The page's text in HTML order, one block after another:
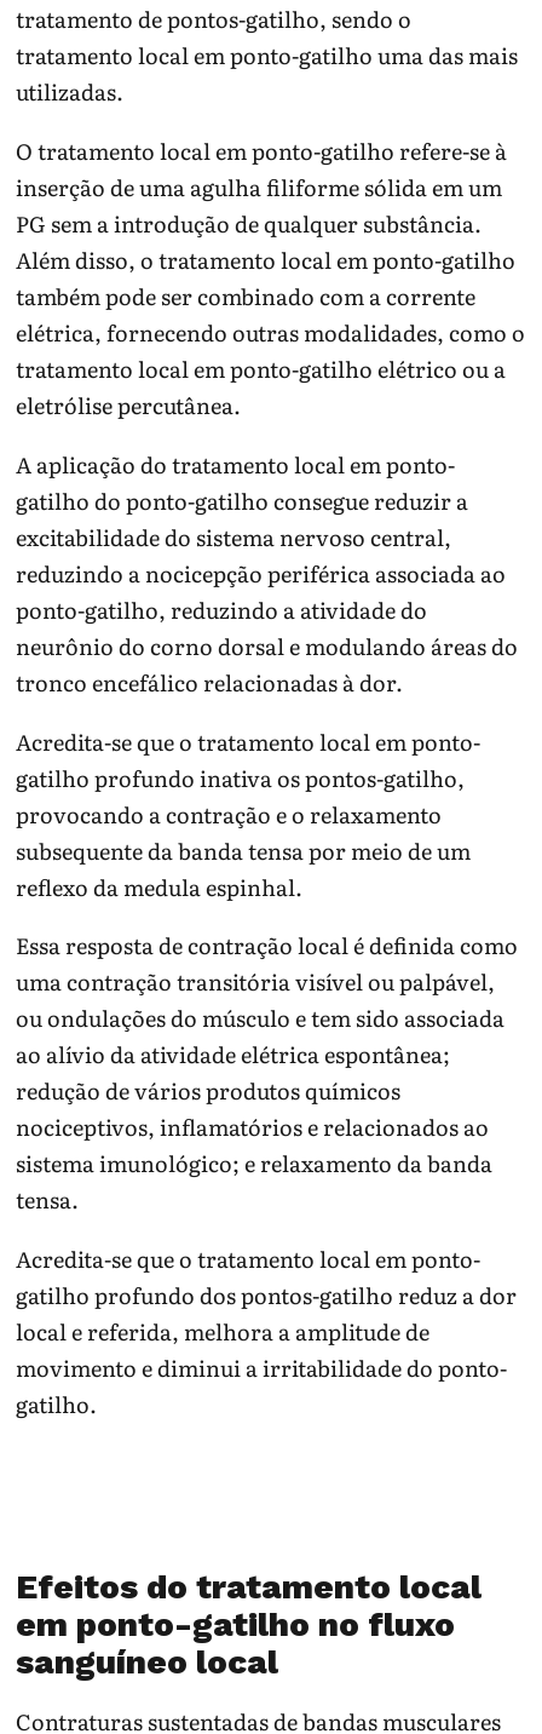
tratamento de pontos-gatilho, sendo o
tratamento local em ponto-gatilho uma das mais
utilizadas.
O tratamento local em ponto-gatilho refere-se à
inserção de uma agulha filiforme sólida em um
PG sem a introdução de qualquer substância.
Além disso, o tratamento local em ponto-gatilho
também pode ser combinado com a corrente
elétrica, fornecendo outras modalidades, como o
tratamento local em ponto-gatilho elétrico ou a
eletrólise percutânea.
A aplicação do tratamento local em ponto-
gatilho do ponto-gatilho consegue reduzir a
excitabilidade do sistema nervoso central,
reduzindo a nocicepção periférica associada ao
ponto-gatilho, reduzindo a atividade do
neurônio do corno dorsal e modulando áreas do
tronco encefálico relacionadas à dor.
Acredita-se que o tratamento local em ponto-
gatilho profundo inativa os pontos-gatilho,
provocando a contração e o relaxamento
subsequente da banda tensa por meio de um
reflexo da medula espinhal.
Essa resposta de contração local é definida como
uma contração transitória visível ou palpável,
ou ondulações do músculo e tem sido associada
ao alívio da atividade elétrica espontânea;
redução de vários produtos químicos
nociceptivos, inflamatórios e relacionados ao
sistema imunológico; e relaxamento da banda
tensa.
Acredita-se que o tratamento local em ponto-
gatilho profundo dos pontos-gatilho reduz a dor
local e referida, melhora a amplitude de
movimento e diminui a irritabilidade do ponto-
gatilho.
Efeitos do tratamento local
em ponto-gatilho no fluxo
sanguíneo local
Contraturas sustentadas de bandas musculares